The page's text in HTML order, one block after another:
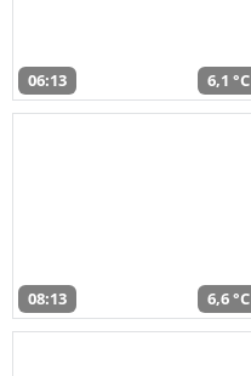
06:13 6,1 °C
08:13 6,6 °C